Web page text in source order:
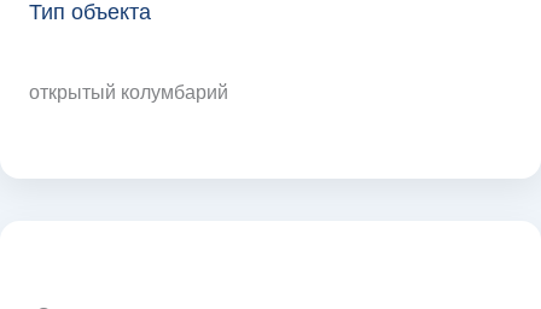
Тип объекта
открытый колумбарий